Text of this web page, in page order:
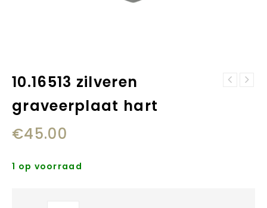
10.16513 zilveren
graveerplaat hart
€45.00
1 op voorraad